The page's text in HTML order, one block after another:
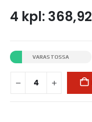
4 kpl:
VARASTOSSA